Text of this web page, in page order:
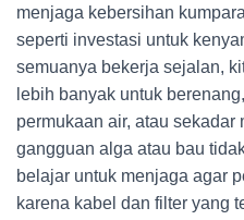
menjaga kebersihan
seperti investasi untuk
semuanya bekerja sejalan,
lebih banyak untuk
permukaan air, atau sekadar
gangguan alga atau bau
belajar untuk menjaga agar
karena kabel dan filter yang